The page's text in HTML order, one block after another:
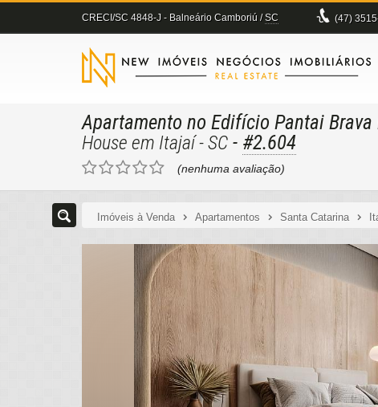
CRECI/SC 4848-J - Balneário Camboriú /SC (47)
Apartamento no Edifício Pantai Brava
House em Itajaí - SC - #2.604
(nenhuma avaliação)
Imóveis à Venda Apartamentos Santa Catarina